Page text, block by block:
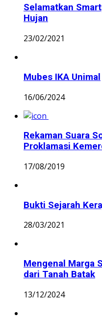
Selamatkan
Hujan
23/02/2021
Mubes IKA Unimal
16/06/2024
Rekaman Suara
Proklamasi
17/08/2019
Bukti Sejarah
28/03/2021
Mengenal Marga
dari Tanah Batak
13/12/2024